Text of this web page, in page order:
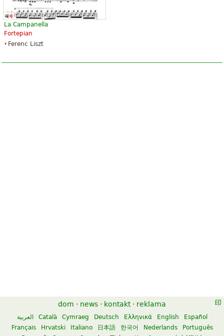
La Campanella
Fortepian
Ferenc Liszt
dom · news · kontakt · reklama
العربية Català Cymraeg Deutsch Ελληνικά English
Español
Français
Hrvatski Italiano 日本語 한국어 Nederlands
Português